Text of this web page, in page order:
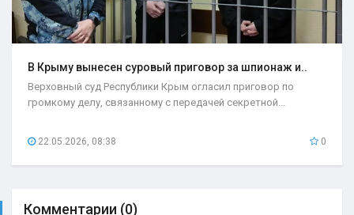
В Крыму вынесен суровый приговор за шпионаж и..
Верховный суд Республики Крым огласил приговор по
громкому делу, связанному с передачей секретной...
22.05.2026, 08:38 0
Комментарии (0)